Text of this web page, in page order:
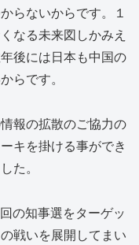
らないからです。１
なる未来図しかみえ
後には日本も中国の
らです。
報の拡散のご協力の
キを掛ける事ができ
た。
の知事選をターゲッ
戦いを展開してまい